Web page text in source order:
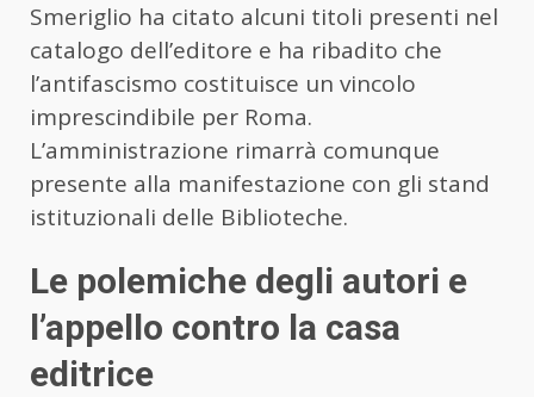
Smeriglio ha citato alcuni titoli presenti nel
catalogo dell’editore e ha ribadito che
l’antifascismo costituisce un vincolo
imprescindibile per Roma.
L’amministrazione rimarrà comunque
presente alla manifestazione con gli stand
istituzionali delle Biblioteche.
Le polemiche degli autori e
l’appello contro la casa
editrice